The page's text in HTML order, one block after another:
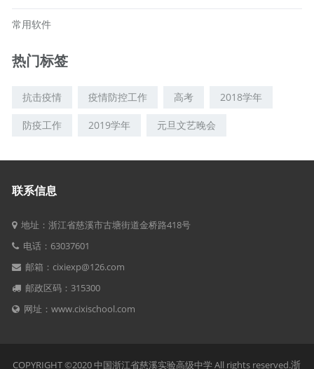
常用软件
热门标签
抗击疫情 疫情防控工作 高考 2018学年
防疫工作 2019学年 元旦文艺晚会
联系信息
地址：浙江省慈溪市古塘街道金桥路418号
电话：63037601
邮箱：cixiexp@126.com
邮政区码：315300
网址：www.cixischool.com
COPYRIGHT ©2020 中国浙江省慈溪实验高级中学 All rights reserved.浙